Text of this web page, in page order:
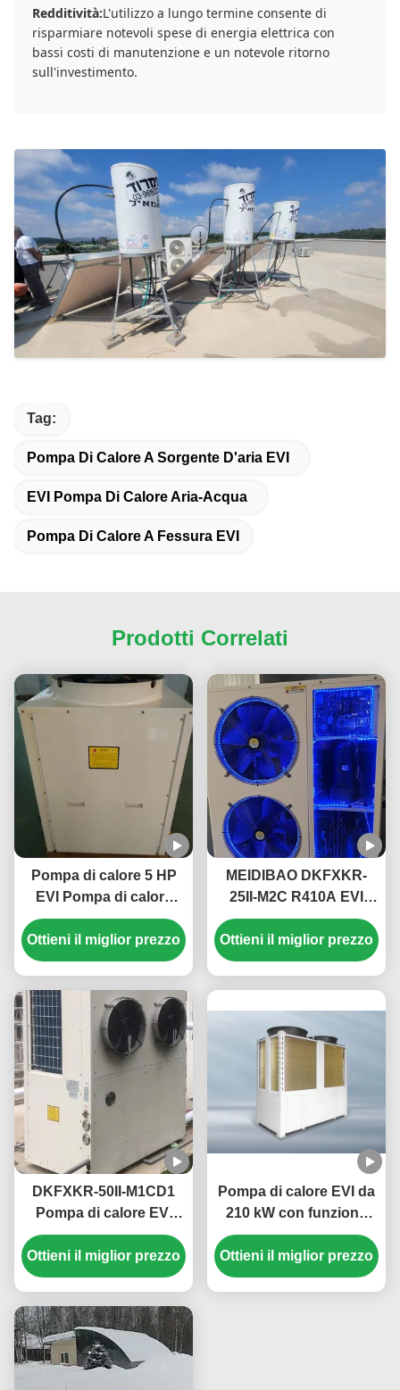
Redditività:L'utilizzo a lungo termine consente di
risparmiare notevoli spese di energia elettrica con
bassi costi di manutenzione e un notevole ritorno
sull'investimento.
Tag:
Pompa Di Calore A Sorgente D'aria EVI
EVI Pompa Di Calore Aria-Acqua
Pompa Di Calore A Fessura EVI
Prodotti Correlati
Pompa di calore 5 HP
EVI Pompa di calore
monoblocco elettrica
domestica Alta
temperatura fino a 55 °
Ottieni il miglior prezzo
MEIDIBAO DKFXKR-
25II-M2C R410A EVI
Inverter DC Pompa di
calore 50Hz Sorgente
d'aria fissa
Ottieni il miglior prezzo
DKFXKR-50II-M1CD1
Pompa di calore EVI
inverter con refrigerante
R410A 35,5 kW di
raffreddamento e
funzionamento -25~43
℃
Ottieni il miglior prezzo
Pompa di calore EVI da
210 kW con funzione
antigelo per acqua
calda commerciale nelle
scuole
Ottieni il miglior prezzo